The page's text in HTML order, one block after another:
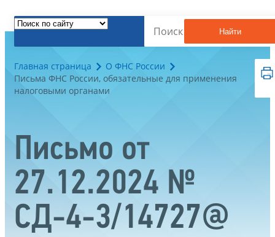
Найти
Главная страница
О ФНС России
Письма ФНС России, обязательные для применения
налоговыми органами
Письмо от
27.12.2024 №
СД-4-3/14727@